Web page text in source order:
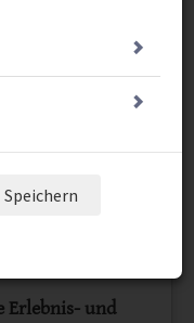
auf
Erlebnis- und
Speichern